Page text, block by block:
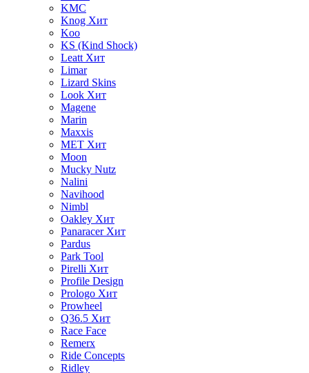
KMC
Knog Хит
Koo
KS (Kind Shock)
Leatt Хит
Limar
Lizard Skins
Look Хит
Magene
Marin
Maxxis
MET Хит
Moon
Mucky Nutz
Nalini
Navihood
Nimbl
Oakley Хит
Panaracer Хит
Pardus
Park Tool
Pirelli Хит
Profile Design
Prologo Хит
Prowheel
Q36.5 Хит
Race Face
Remerx
Ride Concepts
Ridley